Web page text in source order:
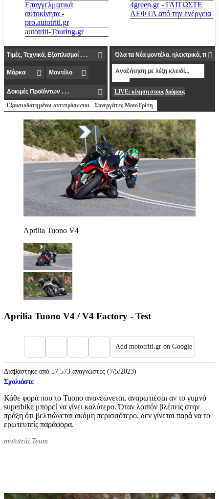
Επαγγελματικά
αυτοκίνητα -
pro.autotriti.gr
autotriti-Touring.gr
4green.gr - ΓΛΙΤΩΣΤΕ
ΛΕΦΤΑ από την ενέργεια
LIVE: κίνηση στους δρόμους
Εξουσιοδοτημένοι αντιπρόσωποι - Συνεργάτες MotoΤρίτη
Aprilia Tuono V4
Aprilia Tuono V4 / V4 Factory - Test
Add mototriti.gr on Google
Διαβάστηκε από 57.573 αναγνώστες (7/5/2023)
Σχολιάστε
Κάθε φορά που το Tuono ανανεώνεται, αναρωτιέσαι αν το γυμνό
superbike μπορεί να γίνει καλύτερο. Όταν λοιπόν βλέπεις στην
πράξη ότι βελτιώνεται ακόμη περισσότερο, δεν γίνεται παρά να το
ερωτευτείς παράφορα.
mototriti Team